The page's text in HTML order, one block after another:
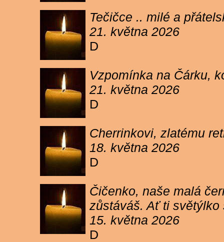
Tečičce .. milé a
21. května 2026
D
Vzpomínka na Čárku,
21. května 2026
D
Cherrinkovi, zlatému
18. května 2026
D
Čičenko, naše malá
zůstáváš. Ať ti
15. května 2026
D